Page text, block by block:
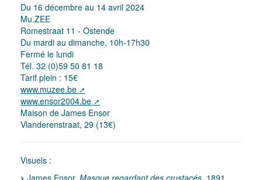
Du 16 décembre au 14 avril 2024
Mu.ZEE
Romestraat 11 - Ostende
Du mardi au dimanche, 10h-17h30
Fermé le lundi
Tél. 32 (0)59 50 81 18
Tarif plein : 15€
www.muzee.be
www.ensor2004.be
Maison de James Ensor
Vlanderenstraat, 29 (13€)
Visuels :
James Ensor, Masque regardant des crustacés, 1891.